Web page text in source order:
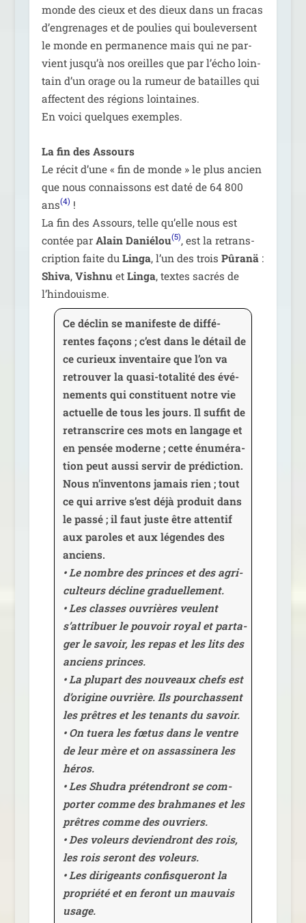
monde des cieux et des dieux dans un fra­cas
d’engrenages et de pou­lies qui bou­le­versent
le monde en per­ma­nence mais qui ne par­
vient jusqu’à nos oreilles que par l’écho loin­
tain d’un orage ou la rumeur de batailles qui
affectent des régions loin­taines.
En voi­ci quelques exemples.
La fin des Assours
Le récit d’une « fin de monde » le plus ancien
que nous connais­sons est daté de 64 800
ans(4) !
La fin des Assours, telle qu’elle nous est
contée par Alain Daniélou(5), est la retrans­
crip­tion faite du Linga, l’un des trois Pûranä:
Shiva, Vishnuet Linga, textes sacrés de
l’hindouisme.
Ce déclin se mani­feste de dif­fé­
rentes façons ; c’est dans le détail de
ce curieux inven­taire que l’on va
retrou­ver la qua­si-tota­li­té des évé­
ne­ments qui consti­tuent notre vie
actuelle de tous les jours. Il suf­fit de
retrans­crire ces mots en lan­gage et
en pen­sée moderne ; cette énu­mé­ra­
tion peut aus­si ser­vir de pré­dic­tion.
Nous n’inventons jamais rien ; tout
ce qui arrive s’est déjà pro­duit dans
le pas­sé ; il faut juste être atten­tif
aux paroles et aux légendes des
anciens.
• Le nombre des princes et des agri­
cul­teurs décline gra­duel­le­ment.
• Les classes ouvrières veulent
s’attribuer le pou­voir royal et par­ta­
ger le savoir, les repas et les lits des
anciens princes.
• La plu­part des nou­veaux chefs est
d’origine ouvrière. Ils pour­chassent
les prêtres et les tenants du savoir.
• On tue­ra les fœtus dans le ventre
de leur mère et on assas­si­ne­ra les
héros.
• Les Shudra pré­ten­dront se com­
por­ter comme des brah­manes et les
prêtres comme des ouvriers.
• Des voleurs devien­dront des rois,
les rois seront des voleurs.
• Les diri­geants confis­que­ront la
pro­prié­té et en feront un mau­vais
usage.